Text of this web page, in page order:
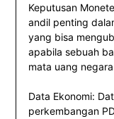
Keputusan
andil penting
yang bisa
apabila sebuah
mata uang
Data Ekonomi:
perkembangan